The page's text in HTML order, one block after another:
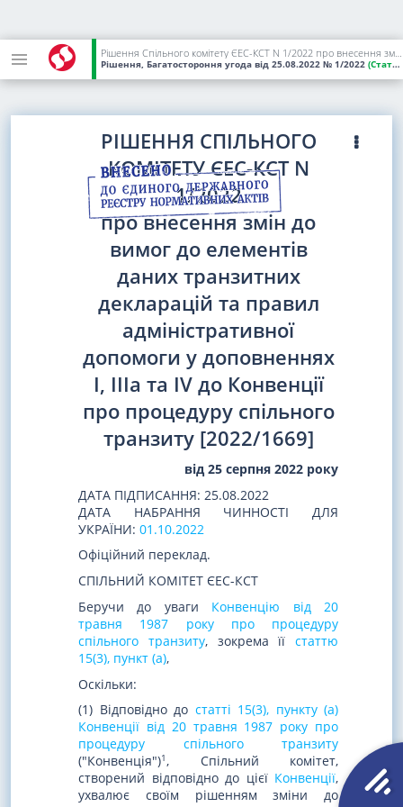
Рішення Спільного комітету ЄЕС-КСТ N 1/2022 про внесення змін до вимог до елементів даних транзитних декларацій та правил адміністративної допомоги у доповненнях I, IIIa та IV до Конвенції про процедуру спільного транзиту [2022/1669]
Рішення, Багатостороння угода від 25.08.2022 № 1/2022 (Статус:
РІШЕННЯ СПІЛЬНОГО
КОМІТЕТУ ЄЕС-КСТ N
1/2022
про внесення змін до
вимог до елементів
даних транзитних
декларацій та правил
адміністративної
допомоги у доповненнях
I, IIIa та IV до Конвенції
про процедуру спільного
транзиту [2022/1669]
від 25 серпня 2022 року
ДАТА ПІДПИСАННЯ: 25.08.2022
ДАТА НАБРАННЯ ЧИННОСТІ ДЛЯ
УКРАЇНИ: 01.10.2022
Офіційний переклад.
СПІЛЬНИЙ КОМІТЕТ ЄЕС-КСТ
Беручи до уваги Конвенцію від 20
травня 1987 року про процедуру
спільного транзиту, зокрема її статтю
15(3), пункт (a),
Оскільки:
(1) Відповідно до статті 15(3), пункту (a)
Конвенції від 20 травня 1987 року про
процедуру спільного транзиту
("Конвенція")1, Спільний комітет,
створений відповідно до цієї Конвенції,
ухвалює своїм рішенням зміни до